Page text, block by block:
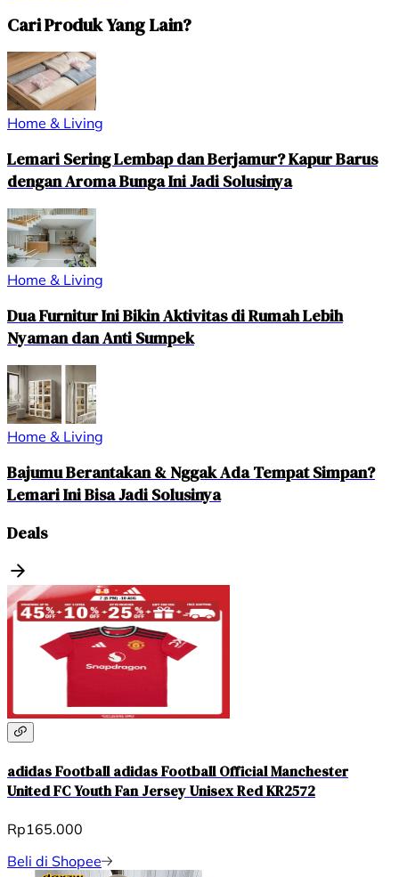
Cari Produk Yang Lain?
Home & Living
Lemari Sering Lembap dan Berjamur? Kapur Barus
dengan Aroma Bunga Ini Jadi Solusinya
Home & Living
Dua Furnitur Ini Bikin Aktivitas di Rumah Lebih
Nyaman dan Anti Sumpek
Home & Living
Bajumu Berantakan & Nggak Ada Tempat Simpan?
Lemari Ini Bisa Jadi Solusinya
Deals
adidas Football adidas Football Official Manchester
United FC Youth Fan Jersey Unisex Red KR2572
Rp165.000
Beli di Shopee